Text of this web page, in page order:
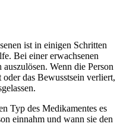
ist in einigen Schritten
Bei einer erwachsenen
Wenn die Person
das Bewusstsein verliert,
Typ des Medikamentes es
einnahm und wann sie den